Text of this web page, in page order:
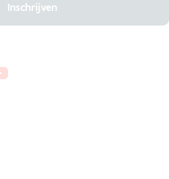
Inschrijven